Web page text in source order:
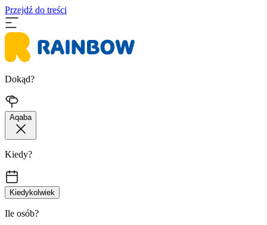
Przejdź do treści
Dokąd?
Aqaba
Kiedy?
Kiedykolwiek
Ile osób?